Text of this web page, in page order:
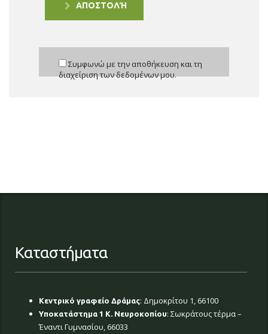
ΑΠΟΣΤΟΛΉ
Συμφωνώ με την αποθήκευση και τη
διαχείριση των δεδομένων μου.
Καταστήματα
Κεντρικό γραφείο Δράμας: Δημοκρίτου 1, 66100
Υποκατάστημα 1 Κ. Νευροκοπίου: Σωκράτους τέρμα –
Έναντι Γυμνασίου, 66033